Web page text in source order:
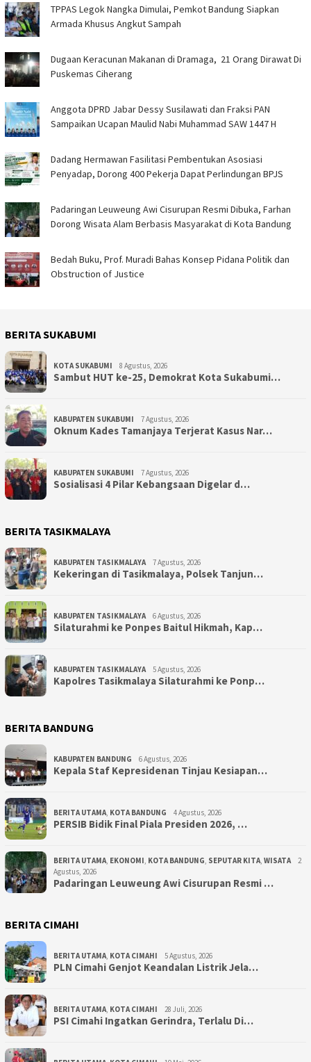
TPPAS Legok Nangka Dimulai, Pemkot Bandung Siapkan
Armada Khusus Angkut Sampah
‎Dugaan Keracunan Makanan di Dramaga, 21 Orang Dirawat Di
Puskemas Ciherang ‎
Anggota DPRD Jabar Dessy Susilawati dan Fraksi PAN
Sampaikan Ucapan Maulid Nabi Muhammad SAW 1447 H
Dadang Hermawan Fasilitasi Pembentukan Asosiasi
Penyadap, Dorong 400 Pekerja Dapat Perlindungan BPJS
Padaringan Leuweung Awi Cisurupan Resmi Dibuka, Farhan
Dorong Wisata Alam Berbasis Masyarakat di Kota Bandung
Bedah Buku, Prof. Muradi Bahas Konsep Pidana Politik dan
Obstruction of Justice
BERITA SUKABUMI
KOTA SUKABUMI 8 Agustus, 2026
Sambut HUT ke-25, Demokrat Kota Sukabumi…
KABUPATEN SUKABUMI 7 Agustus, 2026
Oknum Kades Tamanjaya Terjerat Kasus Nar…
KABUPATEN SUKABUMI 7 Agustus, 2026
Sosialisasi 4 Pilar Kebangsaan Digelar d…
BERITA TASIKMALAYA
KABUPATEN TASIKMALAYA 7 Agustus, 2026
Kekeringan di Tasikmalaya, Polsek Tanjun…
KABUPATEN TASIKMALAYA 6 Agustus, 2026
Silaturahmi ke Ponpes Baitul Hikmah, Kap…
KABUPATEN TASIKMALAYA 5 Agustus, 2026
Kapolres Tasikmalaya Silaturahmi ke Ponp…
BERITA BANDUNG
KABUPATEN BANDUNG 6 Agustus, 2026
Kepala Staf Kepresidenan Tinjau Kesiapan…
BERITA UTAMA KOTA BANDUNG 4 Agustus, 2026
PERSIB Bidik Final Piala Presiden 2026, …
BERITA UTAMA EKONOMI KOTA BANDUNG SEPUTAR KITA WISATA
2
Agustus, 2026
Padaringan Leuweung Awi Cisurupan Resmi …
BERITA CIMAHI
BERITA UTAMA KOTA CIMAHI 5 Agustus, 2026
PLN Cimahi Genjot Keandalan Listrik Jela…
BERITA UTAMA KOTA CIMAHI 28 Juli, 2026
PSI Cimahi Ingatkan Gerindra, Terlalu Di…